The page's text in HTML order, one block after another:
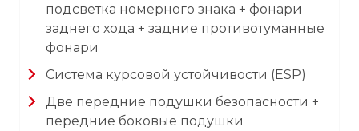
подсветка номерного знака + фонари
заднего хода + задние противотуманные
фонари
Система курсовой устойчивости (ESP)
Две передние подушки безопасности +
передние боковые подушки